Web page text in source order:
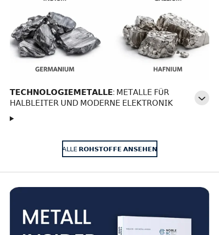
𝗧𝗘𝗖𝗛𝗡𝗢𝗟𝗢𝗚𝗜𝗘𝗠𝗘𝗧𝗔𝗟𝗟𝗘: 𝖬𝖤𝖳𝖠𝖫𝖫𝖤 𝖥Ü𝖱
𝖧𝖠𝖫𝖡𝖫𝖤𝖨𝖳𝖤𝖱 𝖴𝖭𝖣 𝖬𝖮𝖣𝖤𝖱𝖭𝖤 𝖤𝖫𝖤𝖪𝖳𝖱𝖮𝖭𝖨𝖪
𝖠𝖫𝖫𝖤 𝗥𝗢𝗛𝗦𝗧𝗢𝗙𝗙𝗘 𝗔𝗡𝗦𝗘𝗛𝗘𝗡